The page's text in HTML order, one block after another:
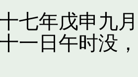
七年戊申九
一日午时没